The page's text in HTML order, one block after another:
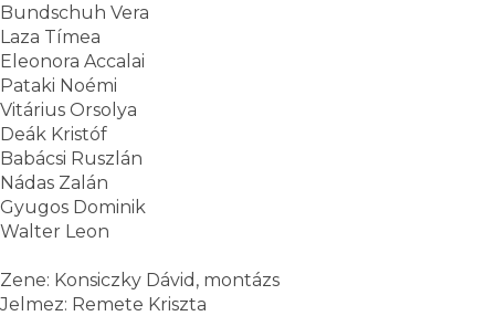
Bundschuh Vera
Laza Tímea
Eleonora Accalai
Pataki Noémi
Vitárius Orsolya
Deák Kristóf
Babácsi Ruszlán
Nádas Zalán
Gyugos Dominik
Walter Leon
Zene: Konsiczky Dávid, montázs
Jelmez: Remete Kriszta